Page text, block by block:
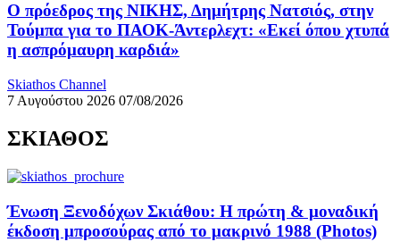
Ο πρόεδρος της ΝΙΚΗΣ, Δημήτρης Νατσιός, στην
Τούμπα για το ΠΑΟΚ-Άντερλεχτ: «Εκεί όπου χτυπά
η ασπρόμαυρη καρδιά»
Skiathos Channel
7 Αυγούστου 2026 07/08/2026
ΣΚΙΑΘΟΣ
Ένωση Ξενοδόχων Σκιάθου: Η πρώτη & μοναδική
έκδοση μπροσούρας από το μακρινό 1988 (Photos)